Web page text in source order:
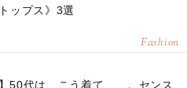
ップス》3選
Fashion
】50代は、こう着て……。センス